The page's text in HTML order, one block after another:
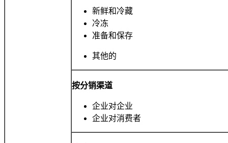
新鲜和冷藏
冷冻
准备和保存
其他的
按分销渠道
企业对企业
企业对消费者